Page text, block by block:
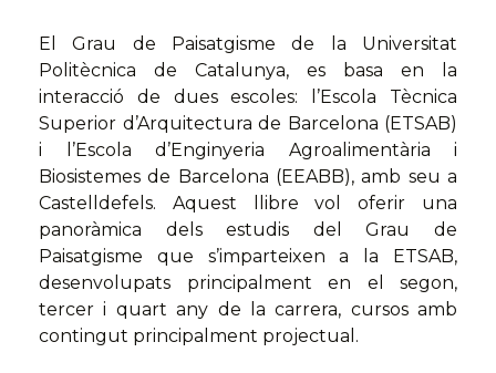
El Grau de Paisatgisme de la Universitat
Politècnica de Catalunya, es basa en la
interacció de dues escoles: l’Escola Tècnica
Superior d’Arquitectura de Barcelona (ETSAB)
i l’Escola d’Enginyeria Agroalimentària i
Biosistemes de Barcelona (EEABB), amb seu a
Castelldefels. Aquest llibre vol oferir una
panoràmica dels estudis del Grau de
Paisatgisme que s’imparteixen a la ETSAB,
desenvolupats principalment en el segon,
tercer i quart any de la carrera, cursos amb
contingut principalment projectual.